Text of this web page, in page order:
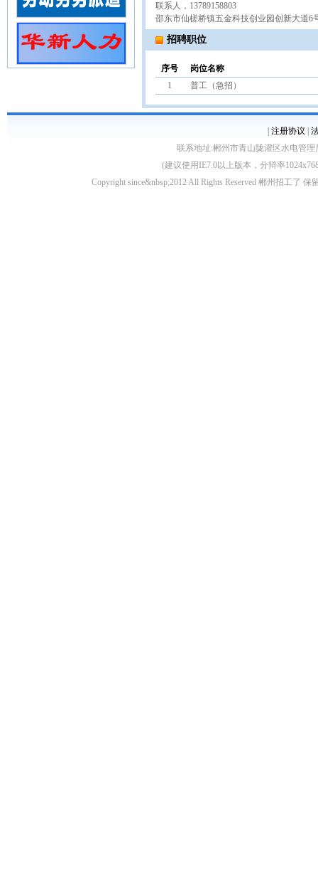
联系人，13789158803
邵东市仙槎桥镇五金科技创业园创新大道6
招聘职位
序号
岗位名称
1
普工（急招）
注册协议
联系地址:郴州市青山陇灌区水电管理
(建议使用IE7.0以上版本，分辩率
Copyright since&nbsp;2012 All Rights Reserved 郴州招工了